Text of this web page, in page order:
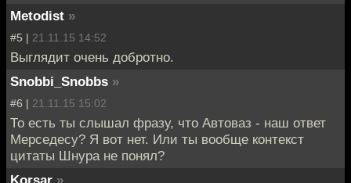
Metodist »
#5 | 21.11.15 14:52
Выглядит очень добротно.
Snobbi_Snobbs »
#6 | 21.11.15 15:02
То есть ты слышал фразу, что Автоваз - наш ответ
Мерседесу? Я вот нет. Или ты вообще контекст
цитаты Шнура не понял?
Korsar »